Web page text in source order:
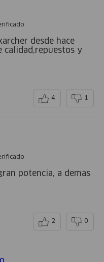
desde hace
calidad,repuestos y
4 1
potencia, a demas
2 0